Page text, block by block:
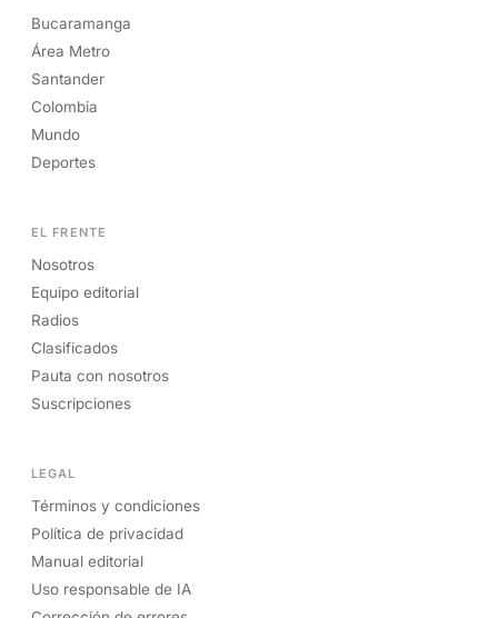
Bucaramanga
Área Metro
Santander
Colombia
Mundo
Deportes
EL FRENTE
Nosotros
Equipo editorial
Radios
Clasificados
Pauta con nosotros
Suscripciones
LEGAL
Términos y condiciones
Política de privacidad
Manual editorial
Uso responsable de IA